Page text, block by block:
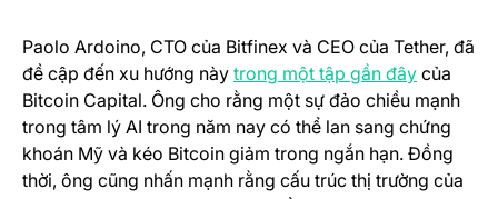
Paolo Ardoino, CTO của Bitfinex và CEO của Tether, đã
đề cập đến xu hướng này trong một tập gần đây(opens in
của
Bitcoin Capital. Ông cho rằng một sự đảo chiều mạnh
trong tâm lý AI trong năm nay có thể lan sang chứng
khoán Mỹ và kéo Bitcoin giảm trong ngắn hạn. Đồng
thời, ông cũng nhấn mạnh rằng cấu trúc thị trường của